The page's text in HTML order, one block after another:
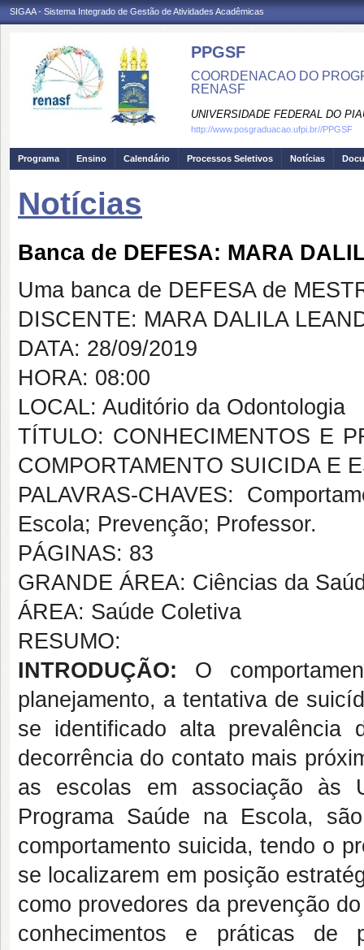
SIGAA - Sistema Integrado de Gestão de Atividades Acadêmicas
PPGSF
COORDENACAO DO
RENASF
UNIVERSIDADE FEDERAL DO
http://www.posgraduacao.ufpi.br//PPGSF
Programa Ensino Calendário Processos Seletivos Notícias
Notícias
Banca de DEFESA: MARA
Uma banca de DEFESA de
DISCENTE: MARA DALILA
DATA: 28/09/2019
HORA: 08:00
LOCAL: Auditório da Odontologia
TÍTULO: CONHECIMENTOS E
COMPORTAMENTO SUICIDA E
PALAVRAS-CHAVES:
Escola; Prevenção; Professor.
PÁGINAS: 83
GRANDE ÁREA: Ciências da
ÁREA: Saúde Coletiva
RESUMO:
INTRODUÇÃO: O
planejamento, a tentativa de
se identificado alta prevalência
decorrência do contato mais
as escolas em associação às
Programa Saúde na Escola,
comportamento suicida, tendo o
se localizarem em posição
como provedores da prevenção
conhecimentos e práticas de